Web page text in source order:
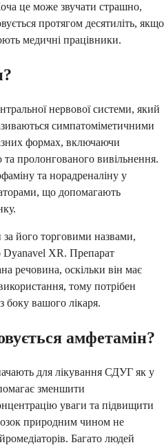
це може звучати страшно,
протягом десятиліть, якщо
медичні працівники.
нервової системи, який
симпатоміметичними
формах, включаючи
пролонгованого вивільнення.
та норадреналіну у
що допомагають
його торговими назвами,
Dyanavel XR. Препарат
речовина, оскільки він має
тому потрібен
боку вашого лікаря.
амфетамін?
для лікування СДУГ як у
зменшити
уваги та підвищити
природним чином не
Багато людей